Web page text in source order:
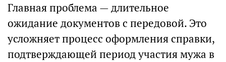
Главная проблема — длительное
ожидание документов с передовой. Это
усложняет процесс оформления справки,
подтверждающей период участия мужа в